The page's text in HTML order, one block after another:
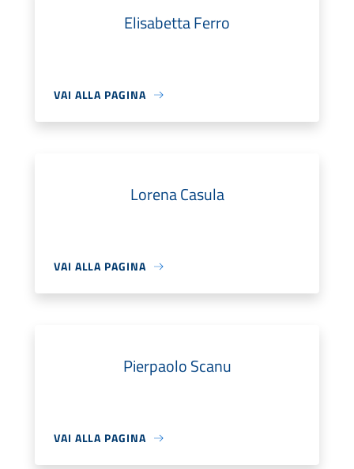
Elisabetta Ferro
VAI ALLA PAGINA
Lorena Casula
VAI ALLA PAGINA
Pierpaolo Scanu
VAI ALLA PAGINA